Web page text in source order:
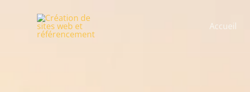
Accueil